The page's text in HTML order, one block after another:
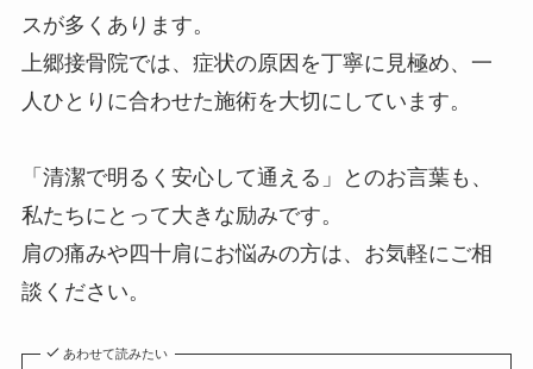
スが多くあります。
上郷接骨院では、症状の原因を丁寧に見極め、一
人ひとりに合わせた施術を大切にしています。
「清潔で明るく安心して通える」とのお言葉も、
私たちにとって大きな励みです。
肩の痛みや四十肩にお悩みの方は、お気軽にご相
談ください。
あわせて読みたい